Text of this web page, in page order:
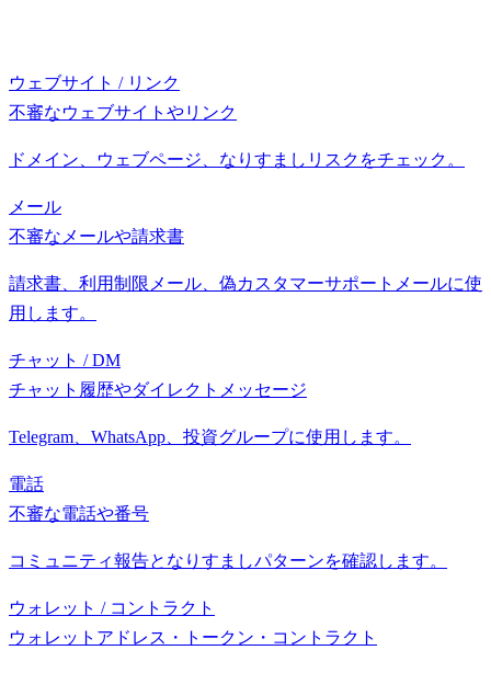
ウェブサイト / リンク
不審なウェブサイトやリンク
ドメイン、ウェブページ、なりすましリスクをチェック。
メール
不審なメールや請求書
請求書、利用制限メール、偽カスタマーサポートメールに使
用します。
チャット / DM
チャット履歴やダイレクトメッセージ
Telegram、WhatsApp、投資グループに使用します。
電話
不審な電話や番号
コミュニティ報告となりすましパターンを確認します。
ウォレット / コントラクト
ウォレットアドレス・トークン・コントラクト